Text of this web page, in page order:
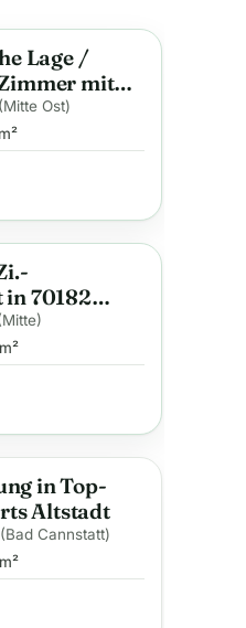
Lage /
mit
+ gem.
Ost)
70182
im
in Top-
Altstadt
Cannstatt)